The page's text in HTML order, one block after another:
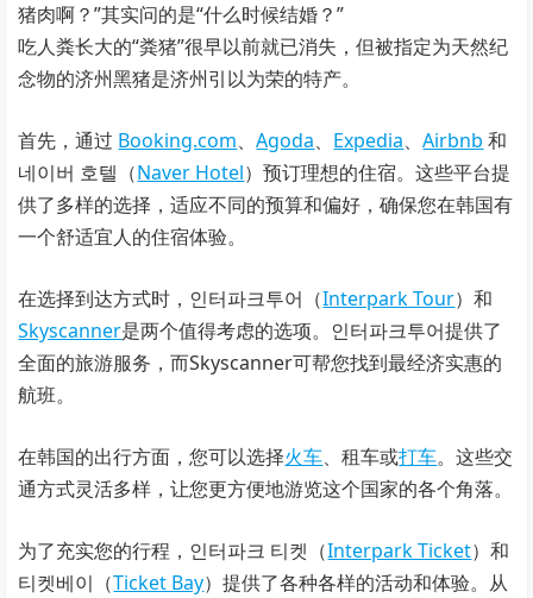
猪肉啊？”其实问的是“什么时候结婚？”
吃人粪长大的“粪猪”很早以前就已消失，但被指定为天然纪
念物的济州黑猪是济州引以为荣的特产。
首先，通过 Booking.com、Agoda、 Expedia、Airbnb 和
네이버 호텔（Naver Hotel）预订理想的住宿。这些平台提
供了多样的选择，适应不同的预算和偏好，确保您在韩国有
一个舒适宜人的住宿体验。
在选择到达方式时，인터파크투어（Interpark Tour）和
Skyscanner是两个值得考虑的选项。인터파크투어提供了
全面的旅游服务，而Skyscanner可帮您找到最经济实惠的
航班。
在韩国的出行方面，您可以选择火车、租车或打车。这些交
通方式灵活多样，让您更方便地游览这个国家的各个角落。
为了充实您的行程，인터파크 티켓（Interpark Ticket）和
티켓베이（Ticket Bay）提供了各种各样的活动和体验。从